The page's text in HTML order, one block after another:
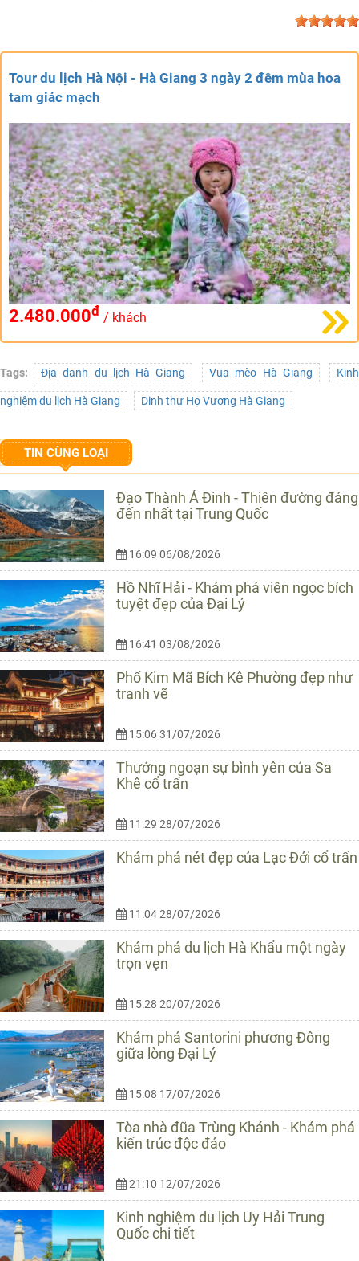
Tour du lịch Hà Nội - Hà Giang 3 ngày 2 đêm mùa hoa
tam giác mạch
2.480.000đ / khách
Tags: Địa danh du lịch Hà Giang Vua mèo Hà Giang Kinh
nghiệm du lịch Hà Giang Dinh thự Họ Vương Hà Giang
TIN CÙNG LOẠI
Đạo Thành Á Đinh - Thiên đường đáng
đến nhất tại Trung Quốc
16:09 06/08/2026
Hồ Nhĩ Hải - Khám phá viên ngọc bích
tuyệt đẹp của Đại Lý
16:41 03/08/2026
Phố Kim Mã Bích Kê Phường đẹp như
tranh vẽ
15:06 31/07/2026
Thưởng ngoạn sự bình yên của Sa
Khê cổ trấn
11:29 28/07/2026
Khám phá nét đẹp của Lạc Đới cổ trấn
11:04 28/07/2026
Khám phá du lịch Hà Khẩu một ngày
trọn vẹn
15:28 20/07/2026
Khám phá Santorini phương Đông
giữa lòng Đại Lý
15:08 17/07/2026
Tòa nhà đũa Trùng Khánh - Khám phá
kiến trúc độc đáo
21:10 12/07/2026
Kinh nghiệm du lịch Uy Hải Trung
Quốc chi tiết